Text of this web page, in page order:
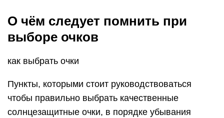
О чём следует помнить при
выборе очков
как выбрать очки
Пункты, которыми стоит руководствоваться
чтобы правильно выбрать качественные
солнцезащитные очки, в порядке убывания